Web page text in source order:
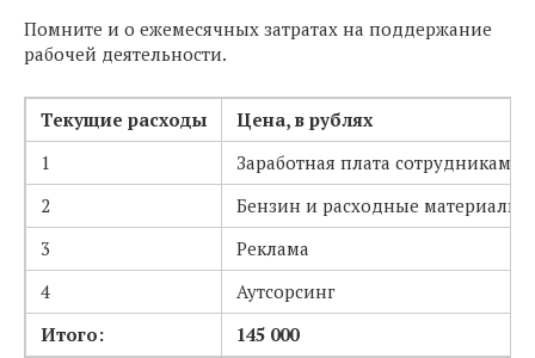
Помните и о ежемесячных затратах на поддержание
рабочей деятельности.
Текущие расходы
Цена, в рублях
1
Заработная плата сотрудникам
2
Бензин и расходные материалы
3
Реклама
4
Аутсорсинг
Итого:
145 000